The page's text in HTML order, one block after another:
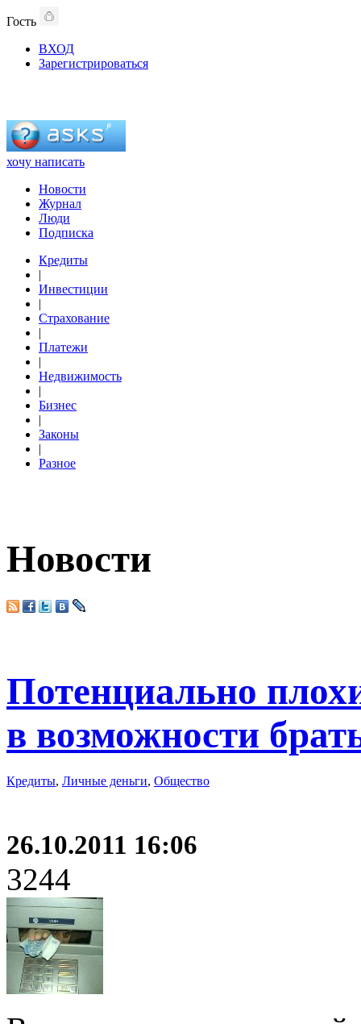
Гость
ВХОД
Зарегистрироваться
хочу написать
Новости
Журнал
Люди
Подписка
Кредиты
|
Инвестиции
|
Страхование
|
Платежи
|
Недвижимость
|
Бизнес
|
Законы
|
Разное
Новости
Потенциально
в возможности
Кредиты, Личные деньги, Общество
26.10.2011 16:06
3244